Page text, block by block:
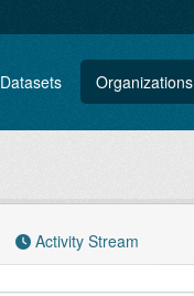
Datasets Organizations
Activity Stream